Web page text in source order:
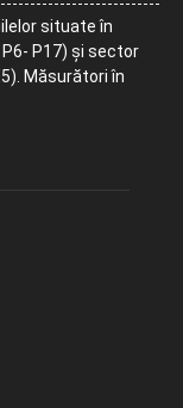
situate în
P17) și sector
Măsurători în